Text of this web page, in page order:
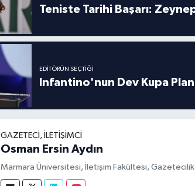
Teniste Tarihi Başarı:
EDITÖRÜN SEÇTIĞI
Infantino'nun Dev Kupa
GAZETECI, İLETIŞIMCI
Osman Ersin Aydın
Marmara Üniversitesi, İletişim Fakültesi, Gazetecilik